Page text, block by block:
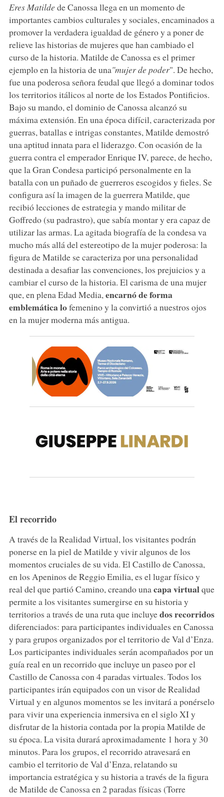
Eres Matildede Canossa llega en un momento de
importantes cambios culturales y sociales, encaminados a
promover la verdadera igualdad de género y a poner de
relieve las historias de mujeres que han cambiado el
curso de la historia. Matilde de Canossa es el primer
ejemplo en la historia de una"mujer de poder". De hecho,
fue una poderosa señora feudal que llegó a dominar todos
los territorios itálicos al norte de los Estados Pontificios.
Bajo su mando, el dominio de Canossa alcanzó su
máxima extensión. En una época difícil, caracterizada por
guerras, batallas e intrigas constantes, Matilde demostró
una aptitud innata para el liderazgo. Con ocasión de la
guerra contra el emperador Enrique IV, parece, de hecho,
que la Gran Condesa participó personalmente en la
batalla con un puñado de guerreros escogidos y fieles. Se
configura así la imagen de la guerrera Matilde, que
recibió lecciones de estrategia y mando militar de
Goffredo (su padrastro), que sabía montar y era capaz de
utilizar las armas. La agitada biografía de la condesa va
mucho más allá del estereotipo de la mujer poderosa: la
figura de Matilde se caracteriza por una personalidad
destinada a desafiar las convenciones, los prejuicios y a
cambiar el curso de la historia. El carisma de una mujer
que, en plena Edad Media,encarnó de forma
emblemática lofemenino y la convirtió a nuestros ojos
en la mujer moderna más antigua.
El recorrido
A través de la Realidad Virtual, los visitantes podrán
ponerse en la piel de Matilde y vivir algunos de los
momentos cruciales de su vida. El Castillo de Canossa,
en los Apeninos de Reggio Emilia, es el lugar físico y
real del que partió Camino, creando unacapa virtualque
permite a los visitantes sumergirse en su historia y
territorios a través de una ruta que incluyedos recorridos
diferenciados: para participantes individuales en Canossa
y para grupos organizados por el territorio de Val d’Enza.
Los participantes individuales serán acompañados por un
guía real en un recorrido que incluye un paseo por el
Castillo de Canossa con 4 paradas virtuales. Todos los
participantes irán equipados con un visor de Realidad
Virtual y en algunos momentos se les invitará a ponérselo
para vivir una experiencia inmersiva en el siglo XI y
disfrutar de la historia contada por la propia Matilde de
su época. La visita durará aproximadamente 1 hora y 30
minutos. Para los grupos, el recorrido atravesará en
cambio el territorio de Val d’Enza, relatando su
importancia estratégica y su historia a través de la figura
de Matilde de Canossa en 2 paradas físicas (Torre